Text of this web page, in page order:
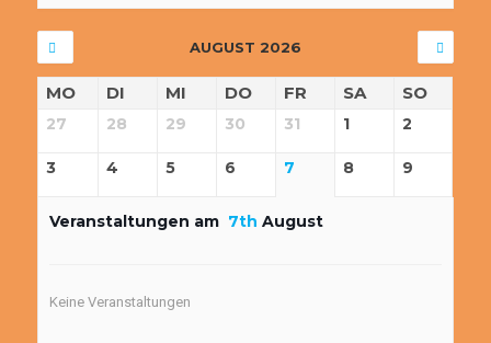
AUGUST 2026
MO DI MI DO FR SA SO
27 28 29 30 31 1 2
3 4 5 6 7 8 9
Veranstaltungen am 7th August
Keine Veranstaltungen